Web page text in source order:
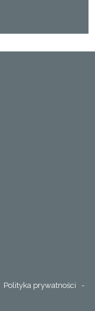
Polityka prywatności -